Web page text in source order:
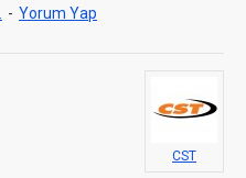
- Yorum Yap
CST